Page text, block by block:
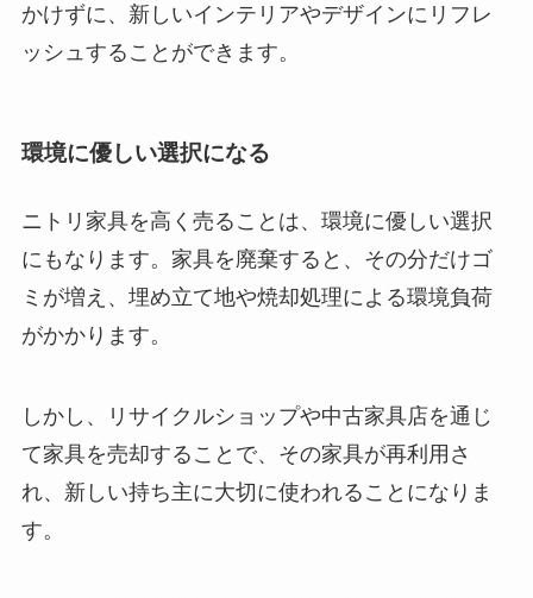
かけずに、新しいインテリアやデザインにリフレ
ッシュすることができます。
環境に優しい選択になる
ニトリ家具を高く売ることは、環境に優しい選択
にもなります。家具を廃棄すると、その分だけゴ
ミが増え、埋め立て地や焼却処理による環境負荷
がかかります。
しかし、リサイクルショップや中古家具店を通じ
て家具を売却することで、その家具が再利用さ
れ、新しい持ち主に大切に使われることになりま
す。